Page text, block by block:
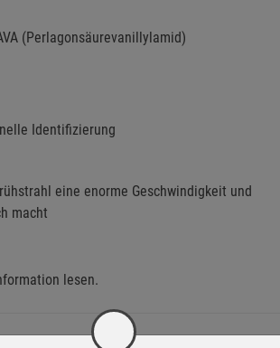
(Perlagonsäurevanillylamid)
Identifizierung
eine enorme Geschwindigkeit und
macht
lesen.